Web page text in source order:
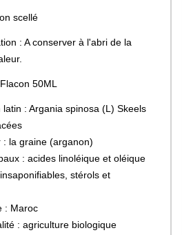
scellé
: A conserver à l'abri de la
50ML
: Argania spinosa (L) Skeels
la graine (arganon)
: acides linoléique et oléique
stérols et
: Maroc
: agriculture biologique